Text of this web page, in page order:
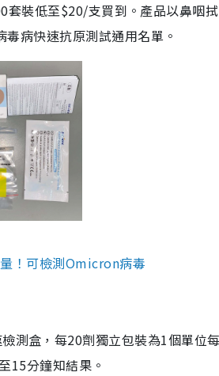
套裝低至$20/支買到。產品以鼻咽
病快速抗原測試通用名單。
！可檢測Omicron病毒
測盒，每20劑獨立包裝為1個單位
15分鐘知結果。